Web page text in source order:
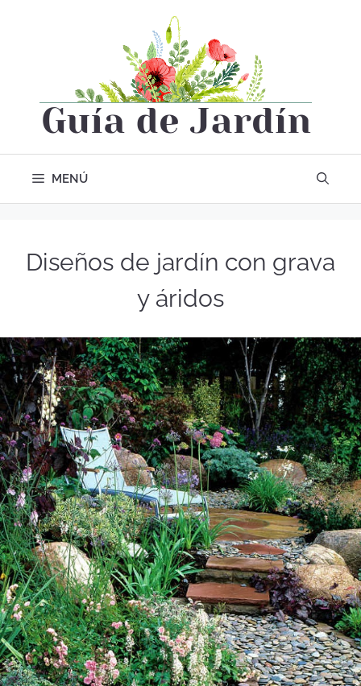
MENÚ
Diseños de jardín con grava
y áridos